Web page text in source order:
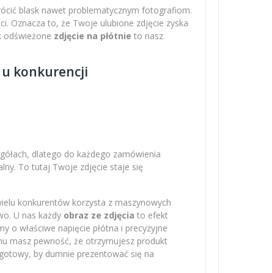
blask nawet problematycznym fotografiom.
Oznacza to, że Twoje ulubione zdjęcie zyska
odświeżone zdjęcie na płótnie to nasz
u konkurencji
dlatego do każdego zamówienia
To tutaj Twoje zdjęcie staje się
konkurentów korzysta z maszynowych
U nas każdy obraz ze zdjęcia to efekt
o właściwe napięcie płótna i precyzyjne
masz pewność, że otrzymujesz produkt
by dumnie prezentować się na